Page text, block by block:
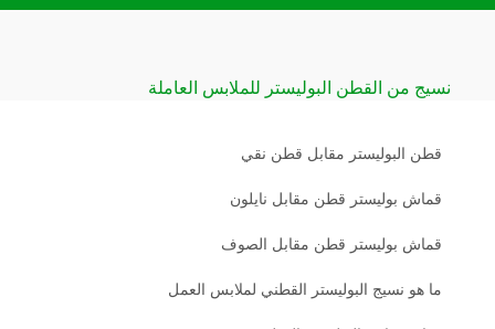
نسيج من القطن البوليستر للملابس العاملة
قطن البوليستر مقابل قطن نقي
قماش بوليستر قطن مقابل نايلون
قماش بوليستر قطن مقابل الصوف
ما هو نسيج البوليستر القطني لملابس العمل